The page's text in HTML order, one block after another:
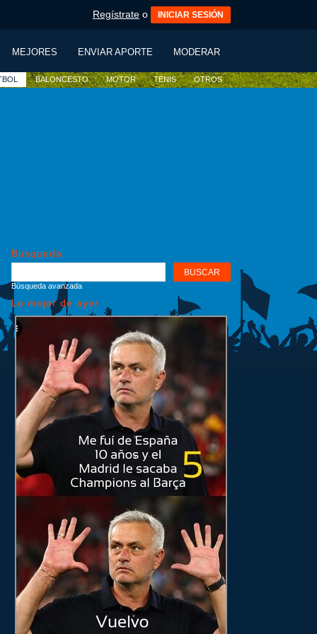
Regístrate o INICIAR SESIÓN
MEJORES ENVIAR APORTE MODERAR
BALONCESTO MOTOR TENIS OTROS
Búsqueda
Búsqueda avanzada
Lo mejor de ayer